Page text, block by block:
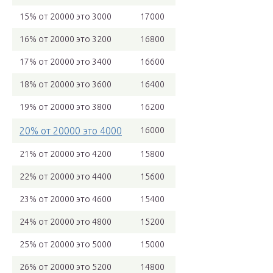
15% от 20000 это 3000 17000
16% от 20000 это 3200 16800
17% от 20000 это 3400 16600
18% от 20000 это 3600 16400
19% от 20000 это 3800 16200
20% от 20000 это 4000 16000
21% от 20000 это 4200 15800
22% от 20000 это 4400 15600
23% от 20000 это 4600 15400
24% от 20000 это 4800 15200
25% от 20000 это 5000 15000
26% от 20000 это 5200 14800